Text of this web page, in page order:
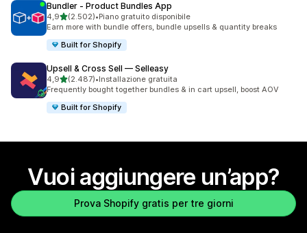
Bundler ‑ Product Bundles App
4,9stelle su 5
(2.502)
2502 recensioni totali
•Piano gratuito disponibile
Earn more with bundle offers, bundle upsells & quantity breaks
Built for Shopify
Upsell & Cross Sell — Selleasy
4,9stelle su 5
(2.487)
2487 recensioni totali
•Installazione gratuita
Frequently bought together bundles & in cart upsell, boost AOV
Built for Shopify
Vuoi aggiungere un’app?
Prova Shopify gratis per tre giorni